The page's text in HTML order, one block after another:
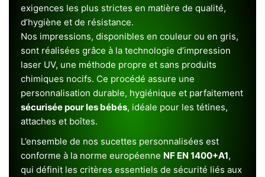
exigences les plus strictes en matière de qualité,
d’hygiène et de résistance.
Nos impressions, disponibles en couleur ou en gris,
sont réalisées grâce à la technologie d’impression
laser UV, une méthode propre et sans produits
chimiques nocifs. Ce procédé assure une
personnalisation durable, hygiénique et parfaitement
sécurisée pour les bébés, idéale pour les tétines,
attaches et boîtes.
L’ensemble de nos sucettes personnalisées est
conforme à la norme européenne NF EN 1400+A1,
qui définit les critères essentiels de sécurité liés aux